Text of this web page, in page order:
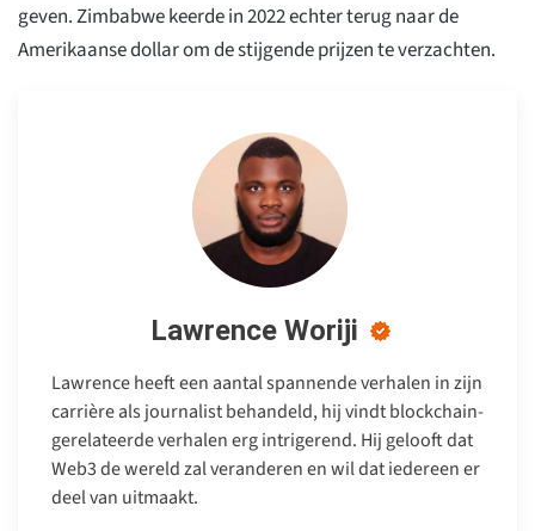
geven. Zimbabwe keerde in 2022 echter terug naar de
Amerikaanse dollar om de stijgende prijzen te verzachten.
Lawrence Woriji
Lawrence heeft een aantal spannende verhalen in zijn
carrière als journalist behandeld, hij vindt blockchain-
gerelateerde verhalen erg intrigerend. Hij gelooft dat
Web3 de wereld zal veranderen en wil dat iedereen er
deel van uitmaakt.